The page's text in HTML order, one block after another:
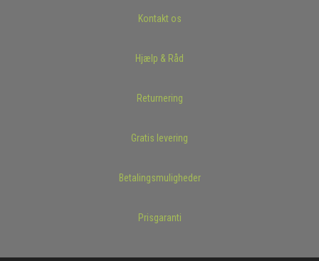
Kontakt os
Hjælp & Råd
Returnering
Gratis levering
Betalingsmuligheder
Prisgaranti